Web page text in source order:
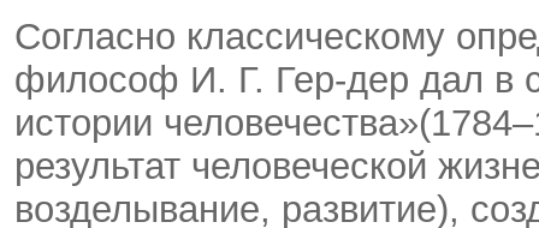
Согласно классическому
философ И. Г. Гер-дер дал в
истории
результат человеческой
возделывание, развитие),